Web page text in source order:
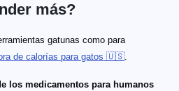
más?
gatunas como para
de calorías para gatos 🇺🇸.
los medicamentos para humanos